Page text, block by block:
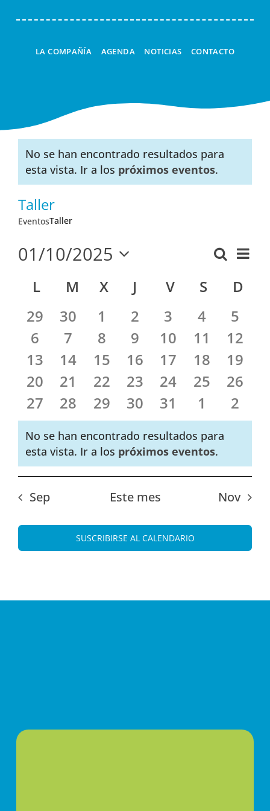
LA COMPAÑÍA AGENDA NOTICIAS CONTACTO
Aviso
No se han encontrado resultados para
esta vista. Ir a los próximos eventos.
Taller
EventosTaller
vistas
de
Buscar
Mes
01/10/2025
fecha.
Calendario
Eventos
LLUNES
M MARTES
XMIÉRCOLES
J JUEVES
V VIERNES
S SÁBADO
D
29
30 1 2 3 4
5
6
7 8 9 10 11
12
13
14 15 16 17 18
19
20
21 22 23 24 25
26
27
28 29 30 31 1 2
Aviso
No se han encontrado resultados para
esta vista. Ir a los próximos eventos.
Sep Este mes Nov
SUSCRIBIRSE AL CALENDARIO